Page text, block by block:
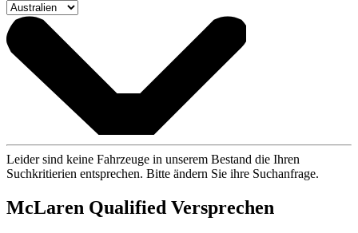
Leider sind keine Fahrzeuge in unserem Bestand die Ihren
Suchkritierien entsprechen. Bitte ändern Sie ihre Suchanfrage.
McLaren Qualified Versprechen